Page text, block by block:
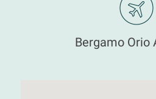
Bergamo Orio